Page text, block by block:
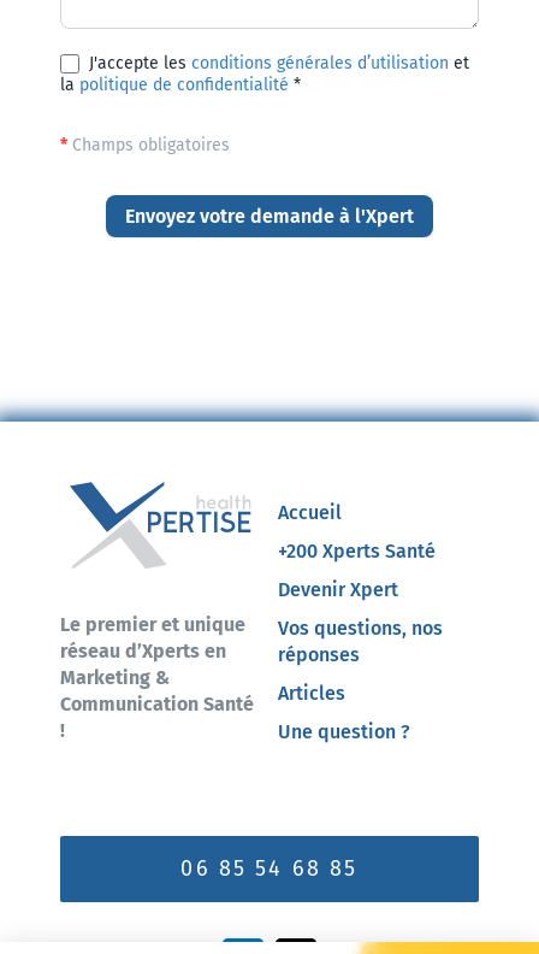
J'accepte les conditions générales d’utilisation et
la politique de confidentialité *
*Champs obligatoires
Envoyez votre demande à l'Xpert
Le premier et unique
réseau d’Xperts en
Marketing &
Communication Santé
!
Accueil
+200 Xperts Santé
Devenir Xpert
Vos questions, nos
réponses
Articles
Une question ?
06 85 54 68 85